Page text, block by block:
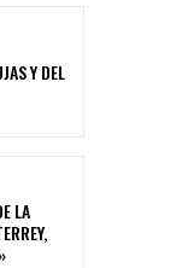
Y DEL
LA